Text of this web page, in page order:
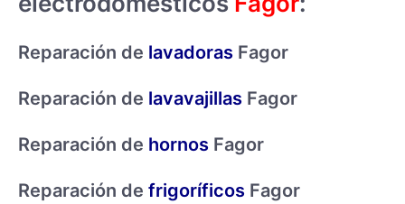
Reparación de lavadoras Fagor
Reparación de lavavajillas Fagor
Reparación de hornos Fagor
Reparación de frigoríficos Fagor